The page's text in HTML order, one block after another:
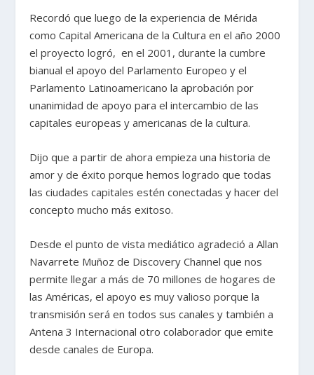
Recordó que luego de la experiencia de Mérida
como Capital Americana de la Cultura en el año 2000
el proyecto logró, en el 2001, durante la cumbre
bianual el apoyo del Parlamento Europeo y el
Parlamento Latinoamericano la aprobación por
unanimidad de apoyo para el intercambio de las
capitales europeas y americanas de la cultura.
Dijo que a partir de ahora empieza una historia de
amor y de éxito porque hemos logrado que todas
las ciudades capitales estén conectadas y hacer del
concepto mucho más exitoso.
Desde el punto de vista mediático agradeció a Allan
Navarrete Muñoz de Discovery Channel que nos
permite llegar a más de 70 millones de hogares de
las Américas, el apoyo es muy valioso porque la
transmisión será en todos sus canales y también a
Antena 3 Internacional otro colaborador que emite
desde canales de Europa.